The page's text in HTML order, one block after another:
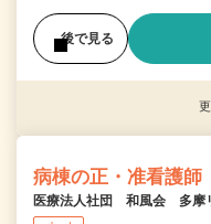
後で見る
病棟の正・准看護師
医療法人社団 和風会 多摩